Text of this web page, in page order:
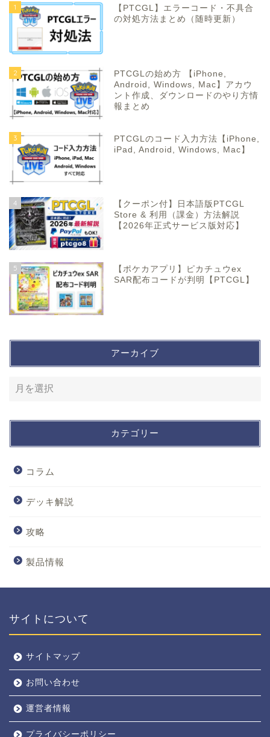
1
【PTCGL】エラーコード・不具合
の対処方法まとめ（随時更新）
2
PTCGLの始め方 【iPhone,
Android, Windows, Mac】アカウ
ント作成、ダウンロードのやり方情
報まとめ
3
PTCGLのコード入力方法【iPhone,
iPad, Android, Windows, Mac】
4
【クーポン付】日本語版PTCGL
Store & 利用（課金）方法解説
【2026年正式サービス版対応】
5
【ポケカアプリ】ピカチュウex
SAR配布コードが判明【PTCGL】
アーカイブ
カテゴリー
コラム
デッキ解説
攻略
製品情報
サイトについて
サイトマップ
お問い合わせ
運営者情報
プライバシーポリシー